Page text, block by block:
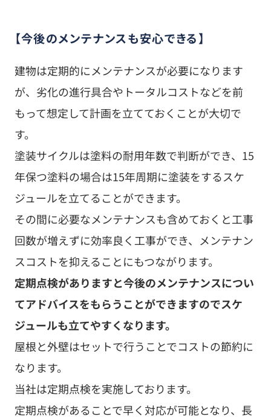
塗装サイクルは塗料の耐用年数で判断ができ、15
ジュールを立てることができます。
その間に必要なメンテナンスも含めておくと工事
回数が増えずに効率良く工事ができ、メンテナン
スコストを抑えることにもつながります。
定期点検がありますと今後のメンテナンスについ
てアドバイスをもらうことができますのでスケ
ジュールも立てやすくなります。
屋根と外壁はセットで行うことでコストの節約に
なります。
当社は定期点検を実施しております。
定期点検があることで早く対応が可能となり、長
く建物を維持することができます。
参考にしていただけますと幸いです🍀
＊＊＊＊＊＊＊＊＊＊＊＊＊＊＊＊＊＊＊＊＊＊
＊＊＊
・外壁＋屋根のお見積りがすべて無料！ドローン
で屋根診断